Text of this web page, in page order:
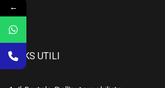
t>
LINKS UTILI
←